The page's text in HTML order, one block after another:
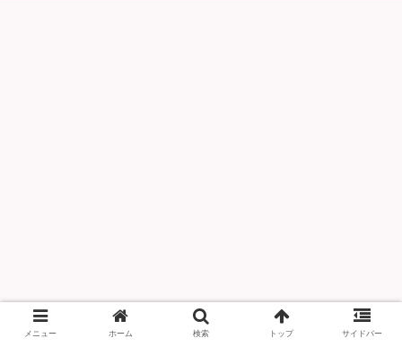
メニュー ホーム 検索 トップ サイドバー